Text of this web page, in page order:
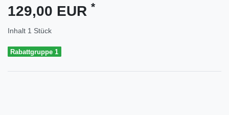
129,00 EUR *
Inhalt 1 Stück
Rabattgruppe 1